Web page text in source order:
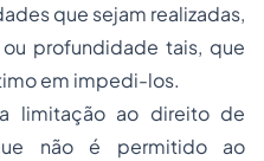
que sejam realizadas,
profundidade tais, que
em impedi-los.
limitação ao direito de
não é permitido ao